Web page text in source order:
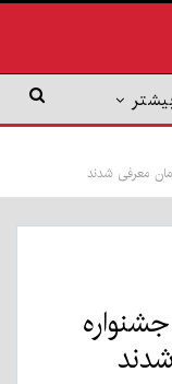
بیشتر
معرفی شدند